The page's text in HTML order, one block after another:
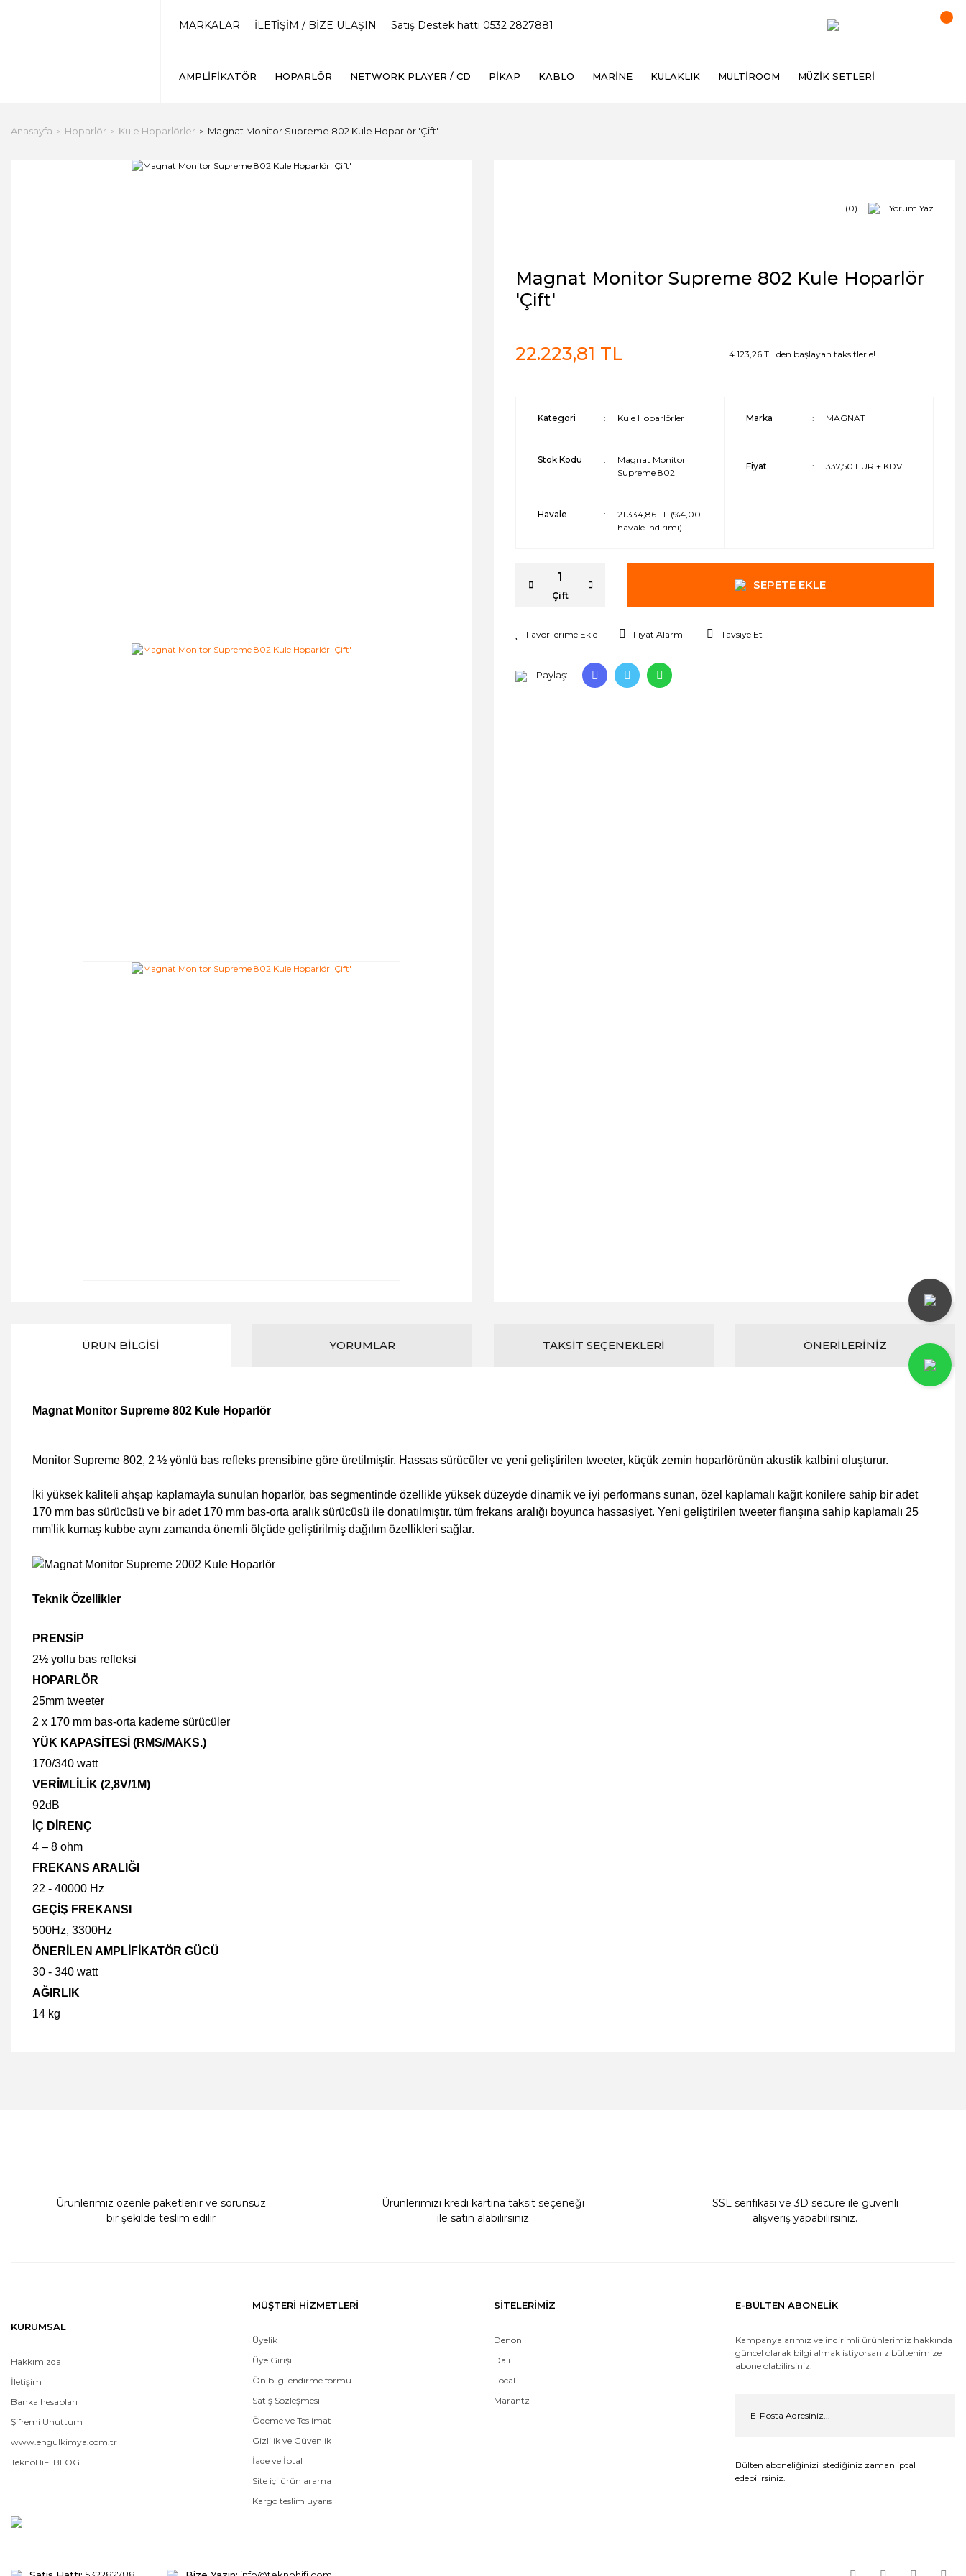
MARKALAR İLETİŞİM / BİZE ULAŞIN Satış Destek hattı 0532 2827881
AMPLIFIKATÖR HOPARLÖR NETWORK PLAYER / CD PIKAP KABLO MARINE KULAKLIK MULTIROOM MÜZIK SETLERI
Anasayfa Hoparlör Kule Hoparlörler Magnat Monitor Supreme 802 Kule Hoparlör 'Çift'
(0) Yorum Yaz
Magnat Monitor Supreme 802 Kule Hoparlör
'Çift'
22.223,81 TL 4.123,26 TL den başlayan taksitlerle!
Kategori Kule Hoparlörler Marka MAGNAT
Stok Kodu
Magnat Monitor
Supreme 802
Fiyat 337,50 EUR + KDV
Havale
21.334,86 TL (%4,00
havale indirimi)
Çift
SEPETE EKLE
Fiyat Alarmı Tavsiye Et
Paylaş:
ÜRÜN BILGISI YORUMLAR TAKSIT SEÇENEKLERI ÖNERILERINIZ
Magnat Monitor Supreme 802 Kule Hoparlör
Monitor Supreme 802, 2 ½ yönlü bas refleks prensibine göre üretilmiştir. Hassas sürücüler ve yeni geliştirilen tweeter, küçük zemin hoparlörünün akustik kalbini oluşturur.
İki yüksek kaliteli ahşap kaplamayla sunulan hoparlör, bas segmentinde özellikle yüksek düzeyde dinamik ve iyi performans sunan, özel kaplamalı kağıt konilere sahip bir adet
170 mm bas sürücüsü ve bir adet 170 mm bas-orta aralık sürücüsü ile donatılmıştır. tüm frekans aralığı boyunca hassasiyet. Yeni geliştirilen tweeter flanşına sahip kaplamalı 25
mm'lik kumaş kubbe aynı zamanda önemli ölçüde geliştirilmiş dağılım özellikleri sağlar.
Teknik Özellikler
PRENSİP
2½ yollu bas refleksi
HOPARLÖR
25mm tweeter
2 x 170 mm bas-orta kademe sürücüler
YÜK KAPASİTESİ (RMS/MAKS.)
170/340 watt
VERİMLİLİK (2,8V/1M)
92dB
İÇ DİRENÇ
4 – 8 ohm
FREKANS ARALIĞI
22 - 40000 Hz
GEÇİŞ FREKANSI
500Hz, 3300Hz
ÖNERİLEN AMPLİFİKATÖR GÜCÜ
30 - 340 watt
AĞIRLIK
14 kg
Ürünlerimiz özenle paketlenir ve sorunsuz
bir şekilde teslim edilir
Ürünlerimizi kredi kartına taksit seçeneği
ile satın alabilirsiniz
SSL serifikası ve 3D secure ile güvenli
alışveriş yapabilirsiniz.
KURUMSAL
Hakkımızda
İletişim
Banka hesapları
Şifremi Unuttum
www.engulkimya.com.tr
TeknoHiFi BLOG
MÜŞTERİ HİZMETLERİ
Üyelik
Üye Girişi
Ön bilgilendirme formu
Satış Sözleşmesi
Ödeme ve Teslimat
Gizlilik ve Güvenlik
İade ve İptal
Site içi ürün arama
Kargo teslim uyarısı
SİTELERİMİZ
Denon
Dali
Focal
Marantz
E-BÜLTEN ABONELİK
Kampanyalarımız ve indirimli ürünlerimiz hakkında
güncel olarak bilgi almak istiyorsanız bültenimize
abone olabilirsiniz.
Bülten aboneliğinizi istediğiniz zaman iptal
edebilirsiniz.